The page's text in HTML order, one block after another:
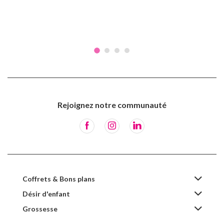
Rejoignez notre communauté
Coffrets & Bons plans
Désir d'enfant
Grossesse